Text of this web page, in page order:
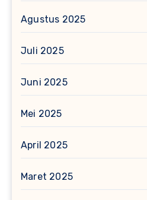
Agustus 2025
Juli 2025
Juni 2025
Mei 2025
April 2025
Maret 2025